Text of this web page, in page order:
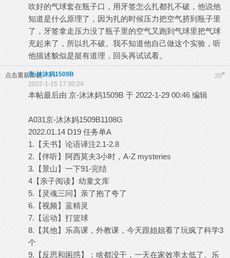
吹好的气球套在瓶子口，用牙签怎么扎都扎不破，他说他
知道是什么原理了，因为扎的时候压力把空气挤到瓶子里
了，牙签拿走压力没了瓶子里的空气又跑到气球里把气球
充起来了，所以扎不破。我不知道他自己做这个实验，听
他描述貌似是挺有道理，回头再试试看。
点击重新加载 20#
京-沐沐妈1509B
2022-1-15 17:30:24
本帖最后由 京-沐沐妈1509B 于 2022-1-29 00:46 编辑
A031京-沐沐妈1509B1108G
2022.01.14 D19 任务单A
1.【天书】论语译注2.1-2.8
2.【伴听】阿西莫夫3小时，A-Z mysteries
3.【景山】一下91-完结
4【亲子阅读】幼童文库
5.【灵魂三问】亲了抱了夸了
6.【视频】蓝精灵
7.【运动】打篮球
8.【其他】乐高课，外教课，今天跟姐姐看了玩疯了科学3
个
9.【反思和困惑】：啥都没干，一天在家效率太低了。乐